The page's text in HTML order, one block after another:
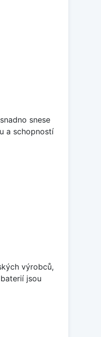
snese
a schopností
výrobců,
jsou